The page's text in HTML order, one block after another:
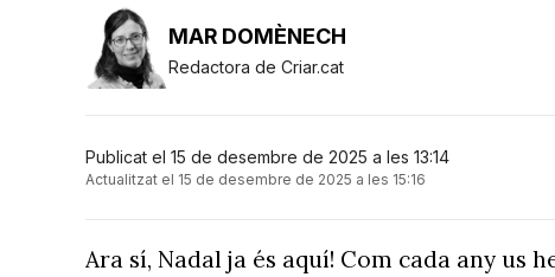
MAR DOMÈNECH
Redactora de Criar.cat
Publicat el 15 de desembre de 2025 a les 13:14
Actualitzat el 15 de desembre de 2025 a les 15:16
Ara sí, Nadal ja és aquí! Com cada any